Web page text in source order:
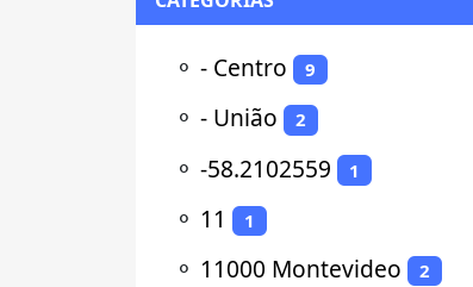
⚬ - Centro 9
⚬ - União 2
⚬ -58.2102559 1
⚬ 11 1
⚬ 11000 Montevideo 2